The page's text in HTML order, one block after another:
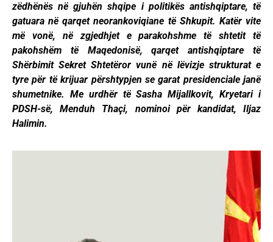
zëdhënës në gjuhën shqipe i politikës antishqiptare, të
gatuara në qarqet neorankoviqiane të Shkupit. Katër vite
më vonë, në zgjedhjet e parakohshme të shtetit të
pakohshëm të Maqedonisë, qarqet antishqiptare të
Shërbimit Sekret Shtetëror vunë në lëvizje strukturat e
tyre për të krijuar përshtypjen se garat presidenciale janë
shumetnike. Me urdhër të Sasha Mijallkovit, Kryetari i
PDSH-së, Menduh Thaçi, nominoi për kandidat, Iljaz
Halimin.